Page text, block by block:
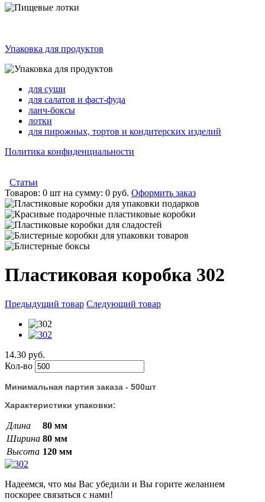
Упаковка для продуктов
для суши
для салатов и фаст-фуда
ланч-боксы
лотки
для пирожных, тортов и кондитерских изделий
Политика конфиденциальности
Статьи
Товаров: 0 шт на сумму: 0 руб. Оформить заказ
Пластиковая коробка 302
Предыдущий товар Следующий товар
14.30 руб.
Кол-во
Минимальная партия заказа - 500шт
Характеристики упаковки:
Длина
80 мм
Ширина 80 мм
Высота 120 мм
Надеемся, что мы Вас убедили и Вы горите желанием
поскорее связаться с нами!